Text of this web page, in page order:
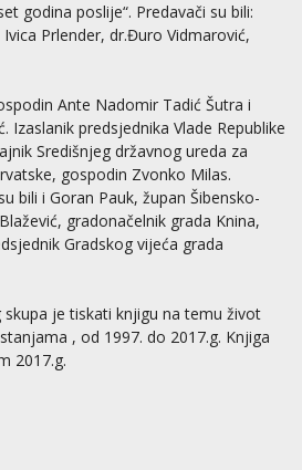
godina poslije“. Predavači su bili:
Prlender, dr.Đuro Vidmarović,
Ante Nadomir Tadić Šutra i
Izaslanik predsjednika Vlade Republike
Središnjeg državnog ureda za
gospodin Zvonko Milas.
bili i Goran Pauk, župan Šibensko-
gradonačelnik grada Knina,
Gradskog vijeća grada
je tiskati knjigu na temu život
, od 1997. do 2017.g. Knjiga
2017.g.